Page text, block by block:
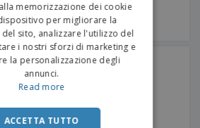
Forche in fibra di legno
memorizzazione dei cookie
per migliorare la
del sito, analizzare l'utilizzo del
i nostri sforzi di marketing e
la personalizzazione degli
annunci.
Read more
ACCETTA TUTTO